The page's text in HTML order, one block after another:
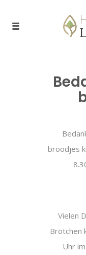
broodjes
Vielen
Brötchen
Uhr